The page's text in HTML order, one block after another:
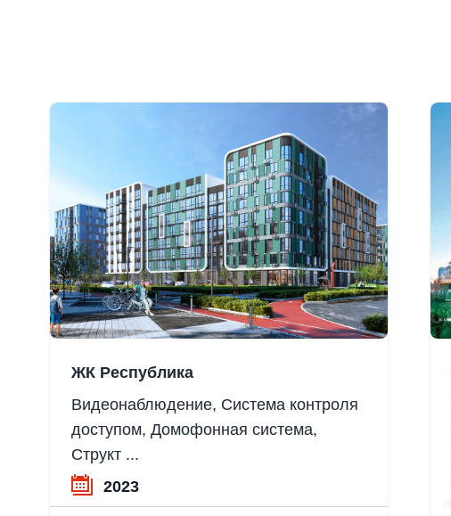
ЖК Республика
Видеонаблюдение, Система контроля
доступом, Домофонная система,
Структ ...
2023